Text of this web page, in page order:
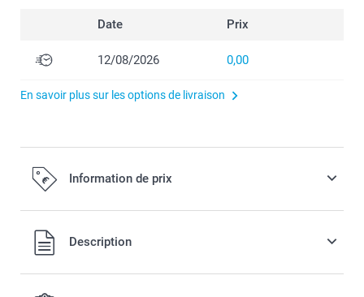
Date Prix
12/08/2026 0,00
En savoir plus sur les options de livraison
Information de prix
Tous les prix sont TVA incluse
Description